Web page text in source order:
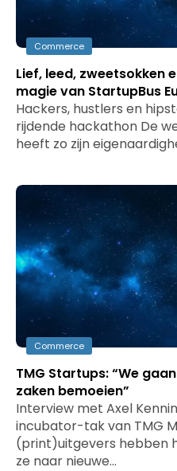
Commerce
Lief, leed, zweetsokken
magie van StartupBus
Hackers, hustlers en
rijdende hackathon De
heeft zo zijn
Commerce
TMG Startups: “We
zaken bemoeien”
Interview met Axel
incubator-tak van TMG
(print)uitgevers hebben
ze naar nieuwe…